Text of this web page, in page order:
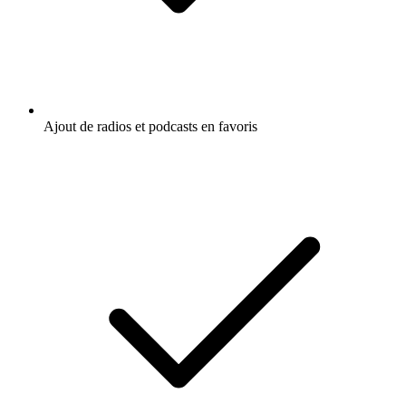
Ajout de radios et podcasts en favoris